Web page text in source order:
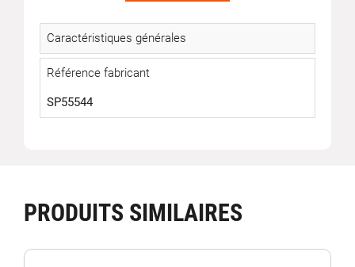
Caractéristiques générales
Référence fabricant
SP55544
PRODUITS SIMILAIRES